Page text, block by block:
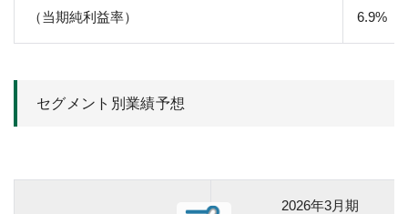
（当期純利益率） 6.9%
セグメント別業績予想
2026年3月期